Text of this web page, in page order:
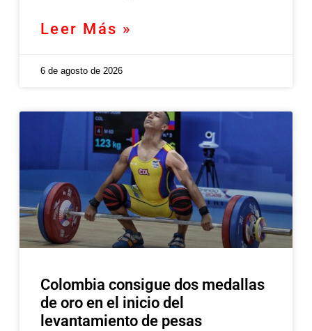
Leer Más »
6 de agosto de 2026
Colombia consigue dos medallas
de oro en el inicio del
levantamiento de pesas